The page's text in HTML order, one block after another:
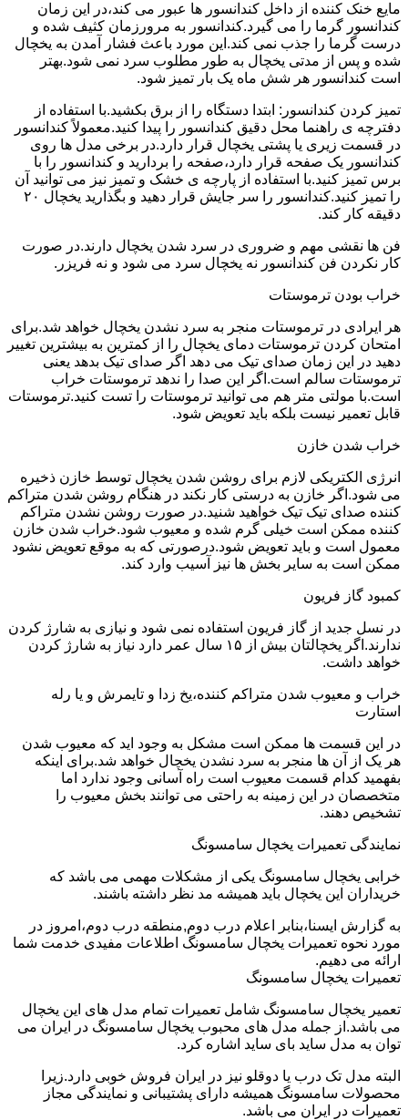
مایع خنک کننده از داخل کندانسور ها عبور می کند،در این زمان
کندانسور گرما را می گیرد.کندانسور به مرورزمان کثیف شده و
درست گرما را جذب نمی کند.این مورد باعث فشار آمدن به یخچال
شده و پس از مدتی یخچال به طور مطلوب سرد نمی شود.بهتر
است کندانسور هر شش ماه یک بار تمیز شود.
تمیز کردن کندانسور: ابتدا دستگاه را از برق بکشید.با استفاده از
دفترچه ی راهنما محل دقیق کندانسور را پیدا کنید.معمولاً کندانسور
در قسمت زیری یا پشتی یخچال قرار دارد.در برخی مدل ها روی
کندانسور یک صفحه قرار دارد،صفحه را بردارید و کندانسور را با
برس تمیز کنید.با استفاده از پارچه ی خشک و تمیز نیز می توانید آن
را تمیز کنید.کندانسور را سر جایش قرار دهید و بگذارید یخچال ۲۰
دقیقه کار کند.
فن ها نقشی مهم و ضروری در سرد شدن یخچال دارند.در صورت
کار نکردن فن کندانسور نه یخچال سرد می شود و نه فریزر.
خراب بودن ترموستات
هر ایرادی در ترموستات منجر به سرد نشدن یخچال خواهد شد.برای
امتحان کردن ترموستات دمای یخچال را از کمترین به بیشترین تغییر
دهید در این زمان صدای تیک می دهد اگر صدای تیک بدهد یعنی
ترموستات سالم است.اگر این صدا را ندهد ترموستات خراب
است.با مولتی متر هم می توانید ترموستات را تست کنید.ترموستات
قابل تعمیر نیست بلکه باید تعویض شود.
خراب شدن خازن
انرژی الکتریکی لازم برای روشن شدن یخچال توسط خازن ذخیره
می شود.اگر خازن به درستی کار نکند در هنگام روشن شدن متراکم
کننده صدای تیک تیک خواهید شنید.در صورت روشن نشدن متراکم
کننده ممکن است خیلی گرم شده و معیوب شود.خراب شدن خازن
معمول است و باید تعویض شود.درصورتی که به موقع تعویض نشود
ممکن است به سایر بخش ها نیز آسیب وارد کند.
کمبود گاز فریون
در نسل جدید از گاز فریون استفاده نمی شود و نیازی به شارژ کردن
ندارند.اگر یخچالتان بیش از ۱۵ سال عمر دارد نیاز به شارژ کردن
خواهد داشت.
خراب و معیوب شدن متراکم کننده،یخ زدا و تایمرش و یا رله
استارت
در این قسمت ها ممکن است مشکل به وجود اید که معیوب شدن
هر یک از آن ها منجر به سرد نشدن یخچال خواهد شد.برای اینکه
بفهمید کدام قسمت معیوب است راه آسانی وجود ندارد اما
متخصصان در این زمینه به راحتی می توانند بخش معیوب را
تشخیص دهند.
نمایندگی تعمیرات یخچال سامسونگ
خرابی یخچال سامسونگ یکی از مشکلات مهمی می باشد که
خریداران این یخچال باید همیشه مد نظر داشته باشند.
به گزارش ایسنا،بنابر اعلام درب دوم,منطقه درب دوم،امروز در
مورد نحوه تعمیرات یخچال سامسونگ اطلاعات مفیدی خدمت شما
ارائه می دهیم.
تعمیرات یخچال سامسونگ
تعمیر یخچال سامسونگ شامل تعمیرات تمام مدل های این یخچال
می باشد.از جمله مدل های محبوب یخچال سامسونگ در ایران می
توان به مدل ساید بای ساید اشاره کرد.
البته مدل تک درب یا دوقلو نیز در ایران فروش خوبی دارد.زیرا
محصولات سامسونگ همیشه دارای پشتیبانی و نمایندگی مجاز
تعمیرات در ایران می باشد.